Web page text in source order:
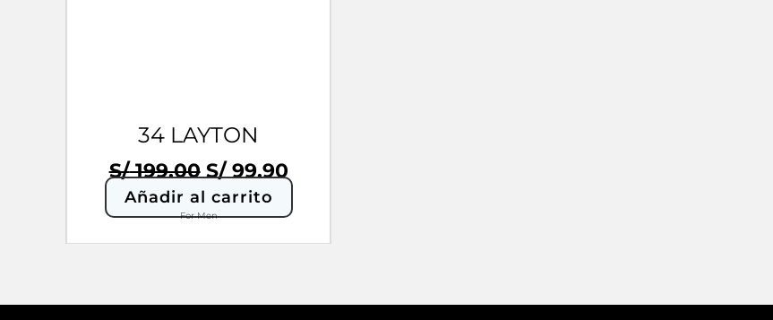
34 LAYTON
S/199.00 El
precio
original
era:
S/99.90El
actual
es:
Añadir al carrito
For Men